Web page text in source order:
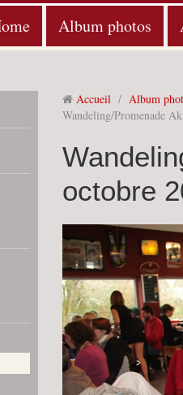
Album photos
Accueil / Album
Wandeling/Promenade
octobre